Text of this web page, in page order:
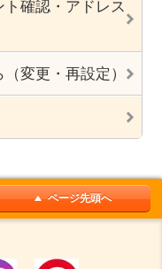
確認・アドレス
変更・再設定）
ページ先頭へ